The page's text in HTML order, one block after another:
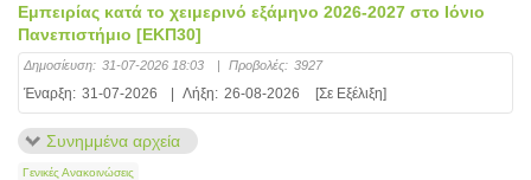
Εμπειρίας κατά το χειμερινό εξάμηνο 2026-2027 στο Ιόνιο
Πανεπιστήμιο [ΕΚΠ30]
Δημοσίευση: 31-07-2026 18:03 | Προβολές: 3927
Έναρξη: 31-07-2026 | Λήξη: 26-08-2026 [Σε Εξέλιξη]
Συνημμένα αρχεία
Γενικές Ανακοινώσεις